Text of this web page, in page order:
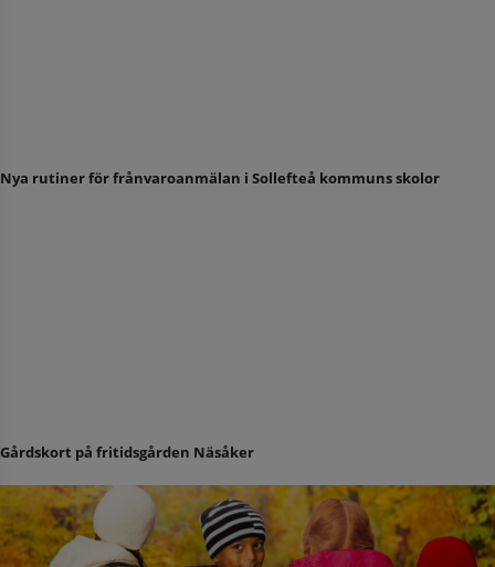
Nya rutiner för frånvaroanmälan i Sollefteå kommuns skolor
Gårdskort på fritidsgården Näsåker